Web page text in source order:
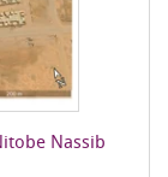
Nassib